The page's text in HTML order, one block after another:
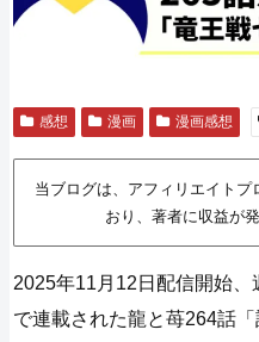
感想 漫画 漫画感想
当ブログは、アフィリエイト
おり、著者に収益が
2025年11月12日配信開始
で連載された龍と苺264話